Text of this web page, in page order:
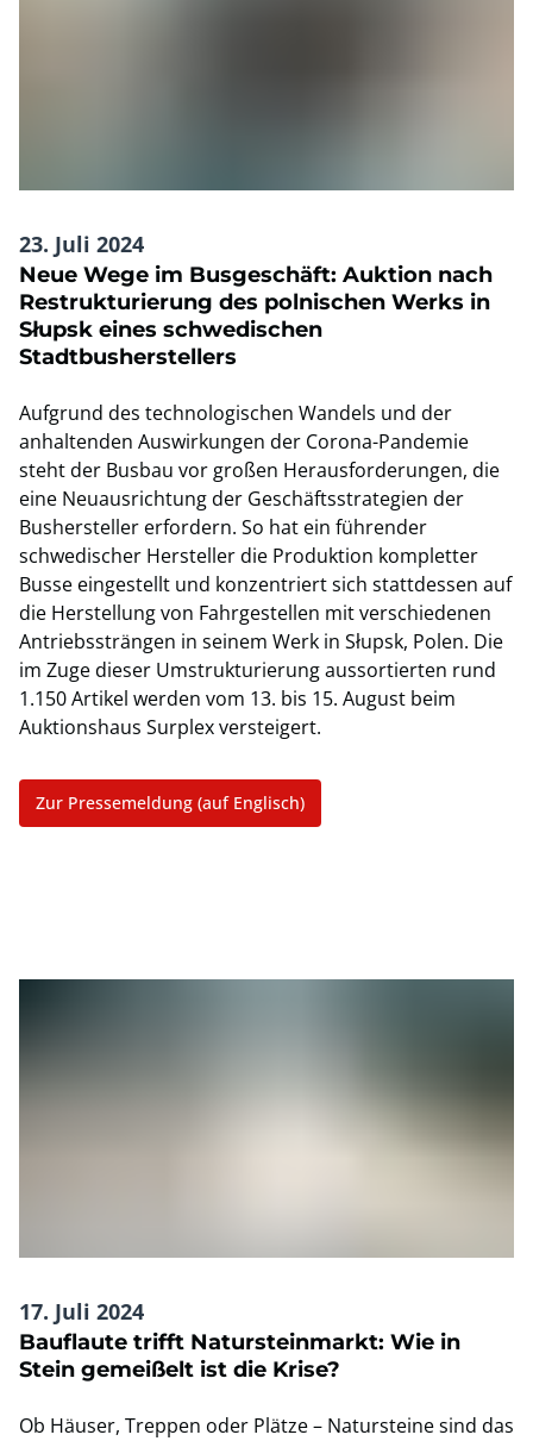
23. Juli 2024
Neue Wege im Busgeschäft: Auktion nach
Restrukturierung des polnischen Werks in
Słupsk eines schwedischen
Stadtbusherstellers
Aufgrund des technologischen Wandels und der
anhaltenden Auswirkungen der Corona-Pandemie
steht der Busbau vor großen Herausforderungen, die
eine Neuausrichtung der Geschäftsstrategien der
Bushersteller erfordern. So hat ein führender
schwedischer Hersteller die Produktion kompletter
Busse eingestellt und konzentriert sich stattdessen auf
die Herstellung von Fahrgestellen mit verschiedenen
Antriebssträngen in seinem Werk in Słupsk, Polen. Die
im Zuge dieser Umstrukturierung aussortierten rund
1.150 Artikel werden vom 13. bis 15. August beim
Auktionshaus Surplex versteigert.
Zur Pressemeldung (auf Englisch)
17. Juli 2024
Bauflaute trifft Natursteinmarkt: Wie in
Stein gemeißelt ist die Krise?
Ob Häuser, Treppen oder Plätze – Natursteine sind das